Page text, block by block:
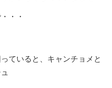
・・
ていると、キャンチョメと